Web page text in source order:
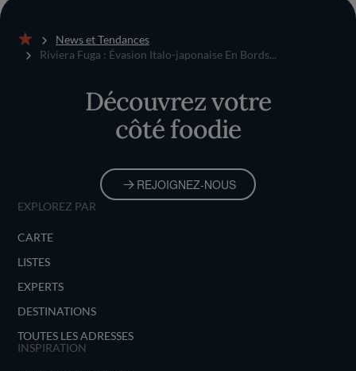
Accueil
News et Tendances
Riviera Fuga : Évasion Italo-japonaise En Bords...
Découvrez votre
côté foodie
REJOIGNEZ-NOUS
EXPLOREZ PAR
CARTE
LISTES
EXPERTS
DESTINATIONS
TOUTES LES ADRESSES
INSPIRATION